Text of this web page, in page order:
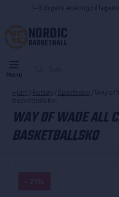
1-4 dagers levering på
NORDIC
BASKETBALL
Menu
Hjem / Fottøy / Sportssko / Way of
basketballsko
WAY OF WADE ALL
BASKETBALLSKO